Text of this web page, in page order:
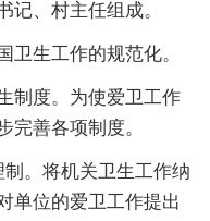
记、村主任组成。
生工作的规范化。
制度。为使爱卫工作
完善各项制度。
。将机关卫生工作纳
单位的爱卫工作提出